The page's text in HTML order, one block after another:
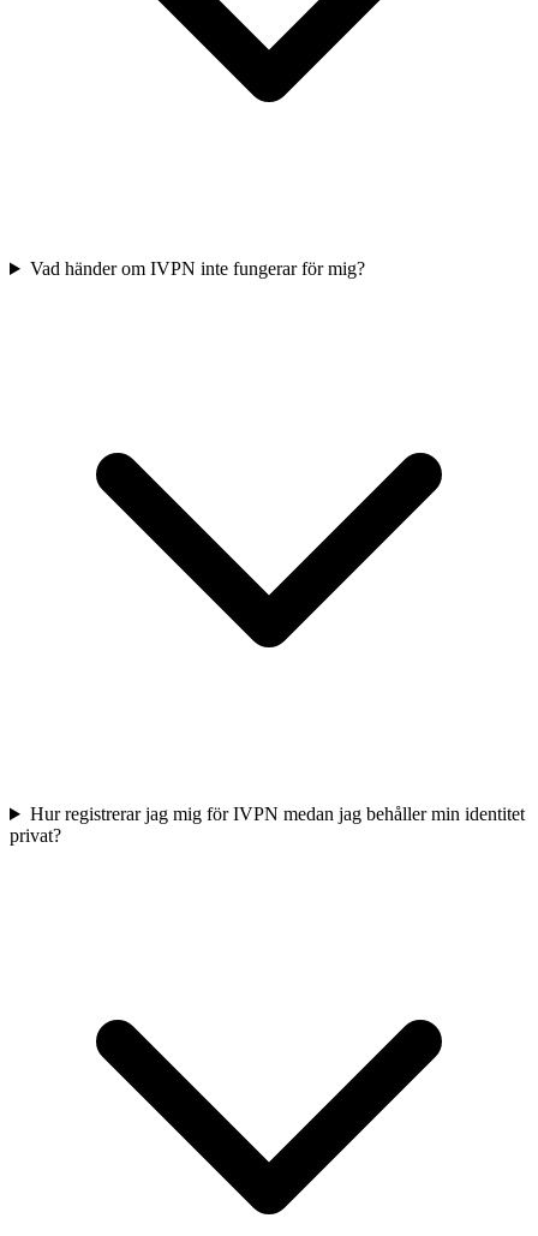
Vad händer om IVPN inte fungerar för mig?
Hur registrerar jag mig för IVPN medan jag behåller min identitet
privat?